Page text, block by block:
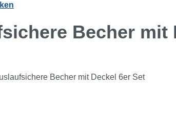
Becher mit